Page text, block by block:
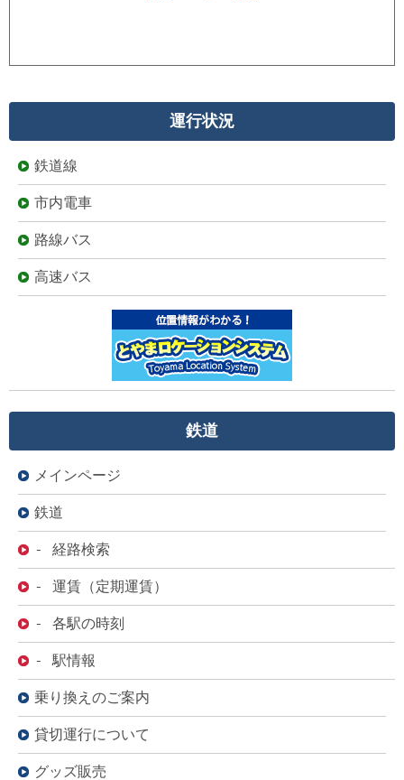
運行状況
鉄道線
市内電車
路線バス
高速バス
鉄道
メインページ
鉄道
- 経路検索
- 運賃（定期運賃）
- 各駅の時刻
- 駅情報
乗り換えのご案内
貸切運行について
グッズ販売